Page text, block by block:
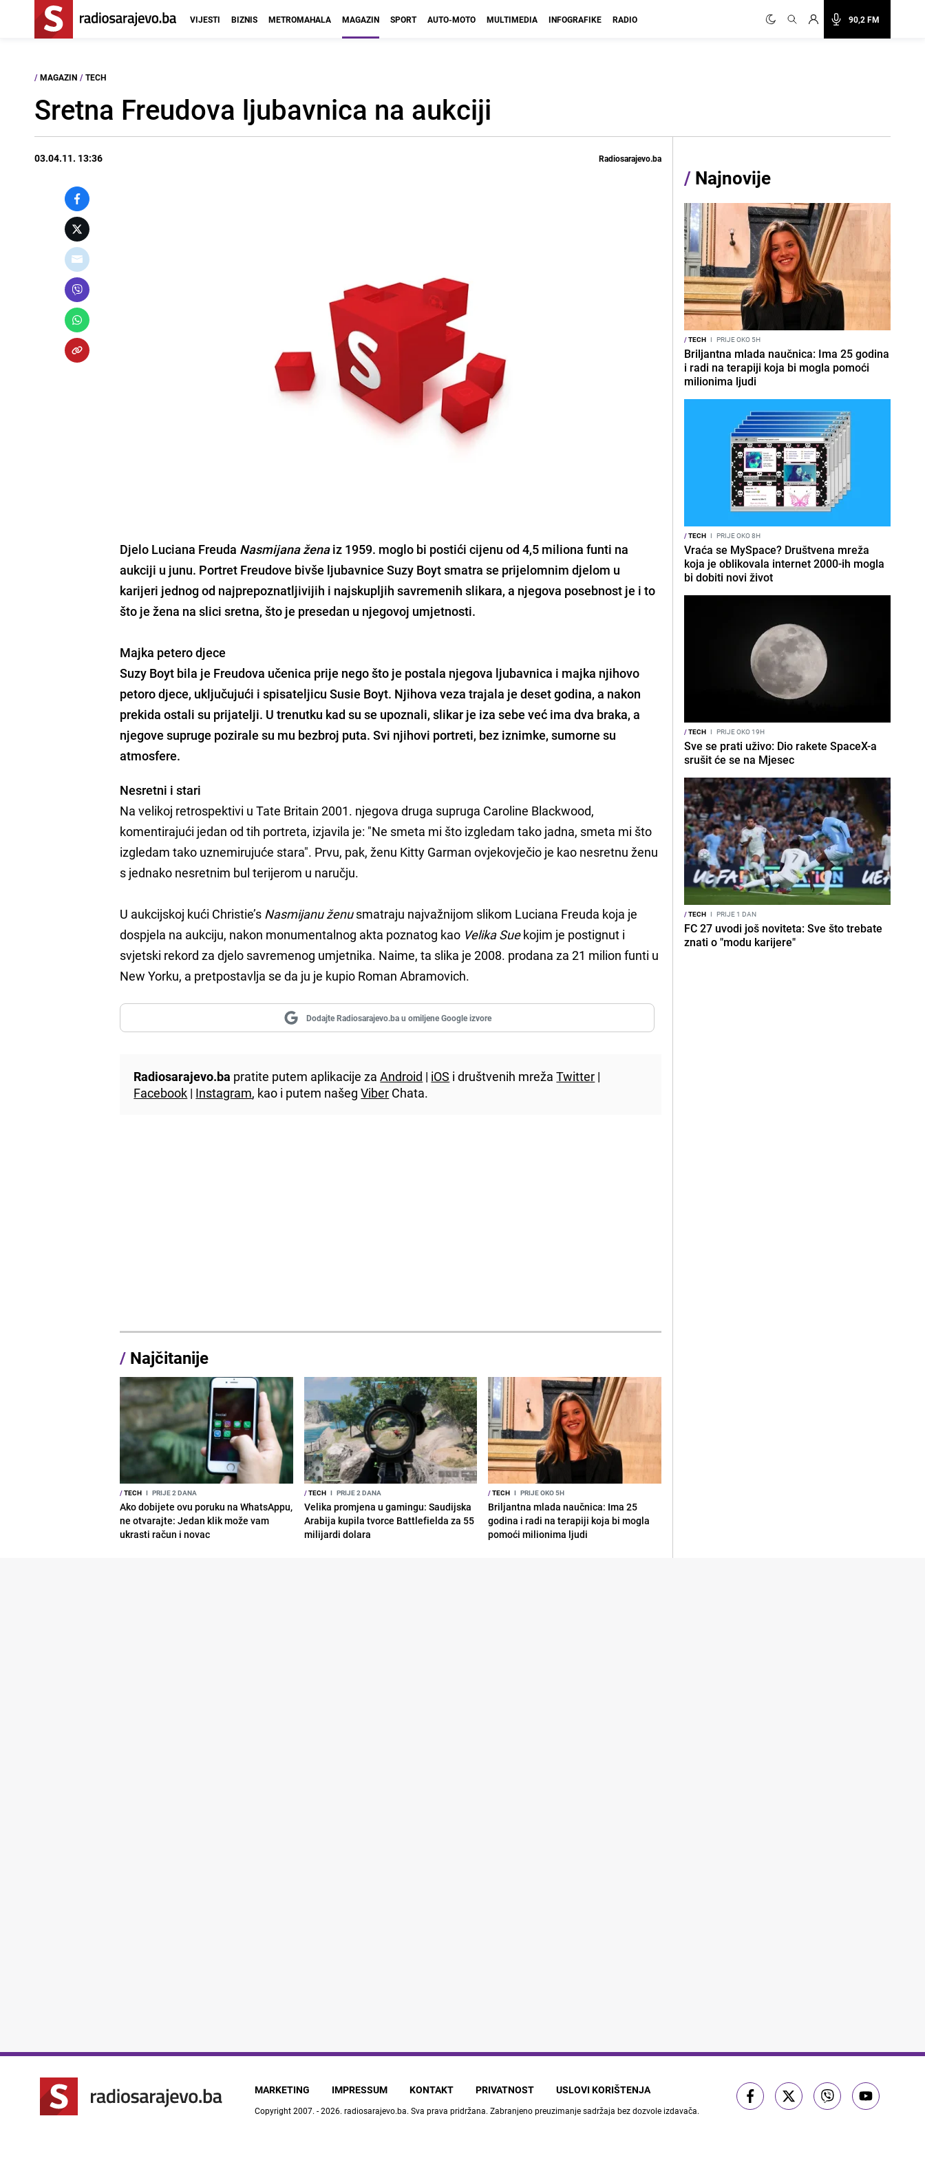
90,2 FM
VIJESTI BIZNIS METROMAHALA MAGAZIN SPORT AUTO-MOTO MULTIMEDIA INFOGRAFIKE RADIO
/ MAGAZIN / TECH
Sretna Freudova ljubavnica na aukciji
03.04.11. 13:36 Radiosarajevo.ba
Djelo Luciana Freuda Nasmijana ženaiz 1959. moglo bi postići cijenu od 4,5 miliona funti na
aukciji u junu. Portret Freudove bivše ljubavnice Suzy Boyt smatra se prijelomnim djelom u
karijeri jednog od najprepoznatljivijih i najskupljih savremenih slikara, a njegova posebnost je i to
što je žena na slici sretna, što je presedan u njegovoj umjetnosti.
Majka petero djece
Suzy Boyt bila je Freudova učenica prije nego što je postala njegova ljubavnica i majka njihovo
petoro djece, uključujući i spisateljicu Susie Boyt. Njihova veza trajala je deset godina, a nakon
prekida ostali su prijatelji. U trenutku kad su se upoznali, slikar je iza sebe već ima dva braka, a
njegove supruge pozirale su mu bezbroj puta. Svi njihovi portreti, bez iznimke, sumorne su
atmosfere.
Nesretni i stari
Na velikoj retrospektivi u Tate Britain 2001. njegova druga supruga Caroline Blackwood,
komentirajući jedan od tih portreta, izjavila je: "Ne smeta mi što izgledam tako jadna, smeta mi što
izgledam tako uznemirujuće stara". Prvu, pak, ženu Kitty Garman ovjekovječio je kao nesretnu ženu
s jednako nesretnim bul terijerom u naručju.
U aukcijskoj kući Christie’s Nasmijanu ženusmatraju najvažnijom slikom Luciana Freuda koja je
dospjela na aukciju, nakon monumentalnog akta poznatog kao Velika Suekojim je postignut i
svjetski rekord za djelo savremenog umjetnika. Naime, ta slika je 2008. prodana za 21 milion funti u
New Yorku, a pretpostavlja se da ju je kupio Roman Abramovich.
Dodajte Radiosarajevo.ba u omiljene Google izvore
Radiosarajevo.ba pratite putem aplikacije zaAndroid | iOS i društvenih mrežaTwitter |
Facebook | Instagram, kao i putem našegViber Chata.
/ Najčitanije
/TECH I PRIJE 2 DANA
Ako dobijete ovu poruku na WhatsAppu,
ne otvarajte: Jedan klik može vam
ukrasti račun i novac
/TECH I PRIJE 2 DANA
Velika promjena u gamingu: Saudijska
Arabija kupila tvorce Battlefielda za 55
milijardi dolara
/TECH I PRIJE OKO 5H
Briljantna mlada naučnica: Ima 25
godina i radi na terapiji koja bi mogla
pomoći milionima ljudi
/ Najnovije
/TECH I PRIJE OKO 5H
Briljantna mlada naučnica: Ima 25 godina
i radi na terapiji koja bi mogla pomoći
milionima ljudi
/TECH I PRIJE OKO 8H
Vraća se MySpace? Društvena mreža
koja je oblikovala internet 2000-ih mogla
bi dobiti novi život
/TECH I PRIJE OKO 19H
Sve se prati uživo: Dio rakete SpaceX-a
srušit će se na Mjesec
/TECH I PRIJE 1 DAN
FC 27 uvodi još noviteta: Sve što trebate
znati o "modu karijere"
MARKETING IMPRESSUM KONTAKT PRIVATNOST USLOVI KORIŠTENJA
Copyright 2007. - 2026. radiosarajevo.ba. Sva prava pridržana. Zabranjeno preuzimanje sadržaja bez dozvole izdavača.